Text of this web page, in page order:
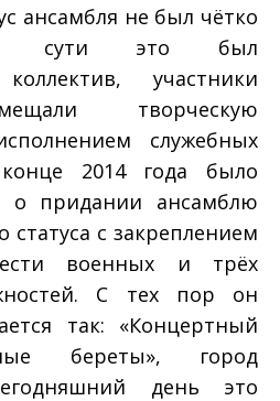
ансамбля не был чётко
сути это был
участники
творческую
служебных
2014 года было
о придании ансамблю
статуса с закреплением
военных и трёх
С тех пор он
так: «Концертный
береты», город
день это